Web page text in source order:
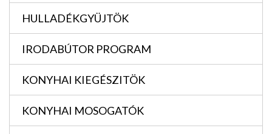
HULLADÉKGYÜJTÖK
IRODABÚTOR PROGRAM
KONYHAI KIEGÉSZITÖK
KONYHAI MOSOGATÓK